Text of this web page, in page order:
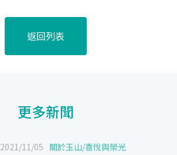
返回列表
更多新聞
2021/11/05 關於玉山/喜悅與榮光